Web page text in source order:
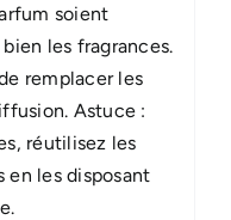
soient
les fragrances.
remplacer les
Astuce :
réutilisez les
en les disposant